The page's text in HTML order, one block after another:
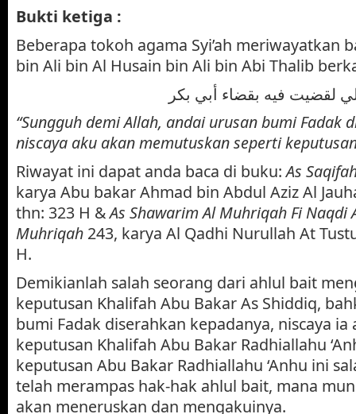
Bukti ketiga :
Beberapa tokoh agama Syi’ah meriwayatkan
bin Ali bin Al Husain bin Ali bin Abi Thalib
“Sungguh demi Allah, andai urusan bumi Fadak
niscaya aku akan memutuskan seperti
Riwayat ini dapat anda baca di buku:As
karya Abu bakar Ahmad bin Abdul Aziz Al
thn: 323 H &As Shawarim Al Muhriqah Fi Naqdi
Muhriqah 243, karya Al Qadhi Nurullah At
H.
Demikianlah salah seorang dari ahlul bait
keputusan Khalifah Abu Bakar As Shiddiq,
bumi Fadak diserahkan kepadanya, niscaya
keputusan Khalifah Abu Bakar Radhiallahu
keputusan Abu Bakar Radhiallahu ‘Anhu ini
telah merampas hak-hak ahlul bait, mana
akan meneruskan dan mengakuinya.